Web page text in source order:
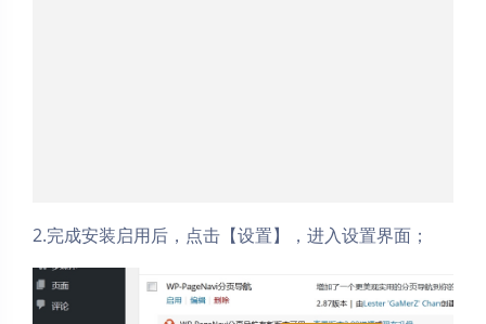
2.完成安装启用后，点击【设置】，进入设置界面；